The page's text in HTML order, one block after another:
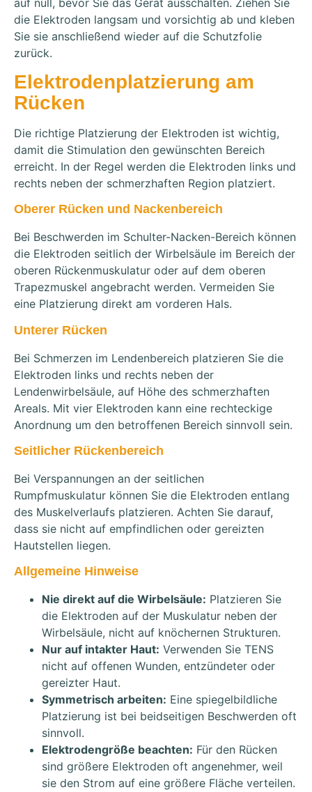
auf null, bevor Sie das Gerät ausschalten. Ziehen Sie
die Elektroden langsam und vorsichtig ab und kleben
Sie sie anschließend wieder auf die Schutzfolie
zurück.
Elektrodenplatzierung am
Rücken
Die richtige Platzierung der Elektroden ist wichtig,
damit die Stimulation den gewünschten Bereich
erreicht. In der Regel werden die Elektroden links und
rechts neben der schmerzhaften Region platziert.
Oberer Rücken und Nackenbereich
Bei Beschwerden im Schulter-Nacken-Bereich können
die Elektroden seitlich der Wirbelsäule im Bereich der
oberen Rückenmuskulatur oder auf dem oberen
Trapezmuskel angebracht werden. Vermeiden Sie
eine Platzierung direkt am vorderen Hals.
Unterer Rücken
Bei Schmerzen im Lendenbereich platzieren Sie die
Elektroden links und rechts neben der
Lendenwirbelsäule, auf Höhe des schmerzhaften
Areals. Mit vier Elektroden kann eine rechteckige
Anordnung um den betroffenen Bereich sinnvoll sein.
Seitlicher Rückenbereich
Bei Verspannungen an der seitlichen
Rumpfmuskulatur können Sie die Elektroden entlang
des Muskelverlaufs platzieren. Achten Sie darauf,
dass sie nicht auf empfindlichen oder gereizten
Hautstellen liegen.
Allgemeine Hinweise
Nie direkt auf die Wirbelsäule: Platzieren Sie
die Elektroden auf der Muskulatur neben der
Wirbelsäule, nicht auf knöchernen Strukturen.
Nur auf intakter Haut: Verwenden Sie TENS
nicht auf offenen Wunden, entzündeter oder
gereizter Haut.
Symmetrisch arbeiten: Eine spiegelbildliche
Platzierung ist bei beidseitigen Beschwerden oft
sinnvoll.
Elektrodengröße beachten: Für den Rücken
sind größere Elektroden oft angenehmer, weil
sie den Strom auf eine größere Fläche verteilen.